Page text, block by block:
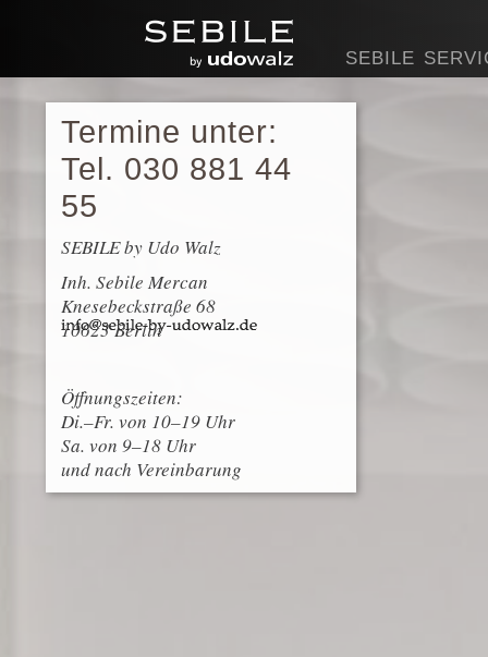
Termine unter:
Tel. 030 881 44
55
SEBILE by Udo Walz
Inh. Sebile Mercan
Knesebeckstraße 68
10623 Berlin
Öffnungszeiten:
Di.–Fr. von 10–19 Uhr
Sa. von 9–18 Uhr
und nach Vereinbarung
SEBILE